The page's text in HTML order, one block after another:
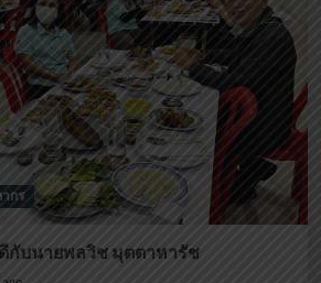
กร
กับนายพลวิช มุตตาหารัช